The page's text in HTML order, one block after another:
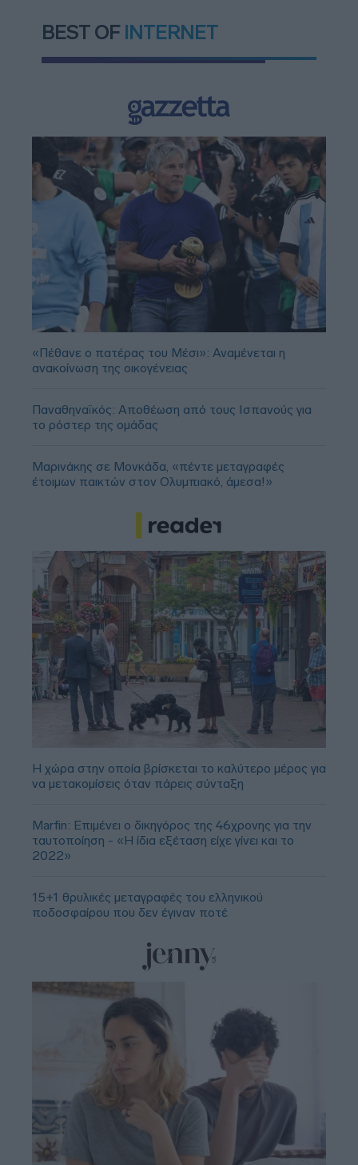
BEST OF INTERNET
«Πέθανε ο πατέρας του Μέσι»: Αναμένεται η
ανακοίνωση της οικογένειας
Παναθηναϊκός: Αποθέωση από τους Ισπανούς για
το ρόστερ της ομάδας
Μαρινάκης σε Μονκάδα, «πέντε μεταγραφές
έτοιμων παικτών στον Ολυμπιακό, άμεσα!»
Η χώρα στην οποία βρίσκεται το καλύτερο μέρος για
να μετακομίσεις όταν πάρεις σύνταξη
Marfin: Επιμένει ο δικηγόρος της 46χρονης για την
ταυτοποίηση - «Η ίδια εξέταση είχε γίνει και το
2022»
15+1 θρυλικές μεταγραφές του ελληνικού
ποδοσφαίρου που δεν έγιναν ποτέ